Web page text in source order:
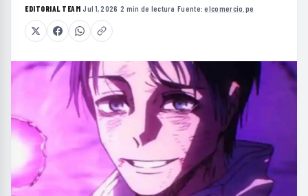
EDITORIAL TEAM·Jul 1, 2026 ·2 min de lectura ·Fuente:elcomercio.pe